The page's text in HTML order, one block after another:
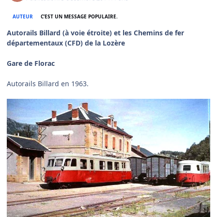
AUTEUR C’EST UN MESSAGE POPULAIRE.
Autorails Billard (à voie étroite) et les Chemins de fer
départementaux (CFD) de la Lozère
Gare de Florac
Autorails Billard en 1963.